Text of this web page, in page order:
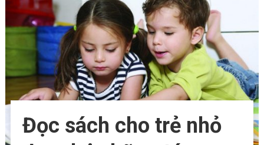
Đọc sách cho trẻ nhỏ